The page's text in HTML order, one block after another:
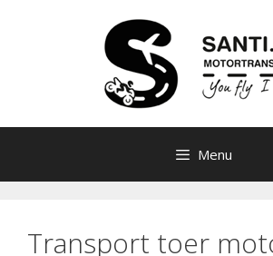
Menu
Transport toer